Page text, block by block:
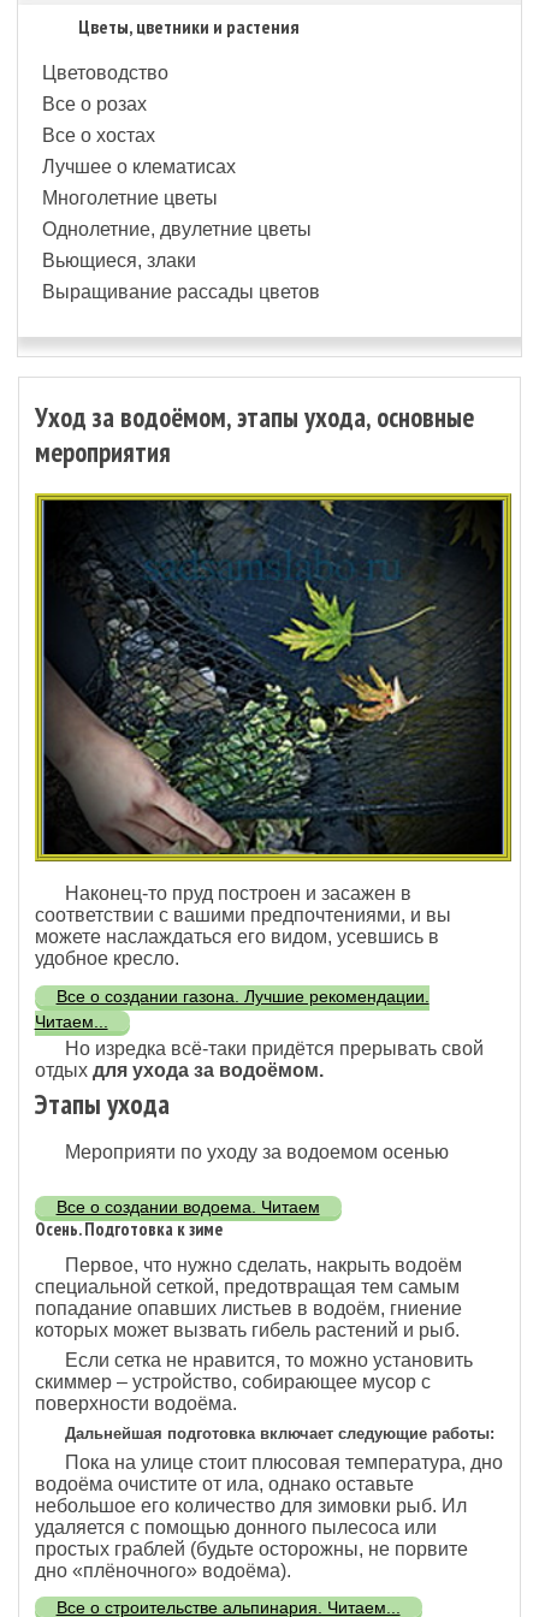
Цветы, цветники и растения
Цветоводство
Все о розах
Все о хостах
Лучшее о клематисах
Многолетние цветы
Однолетние, двулетние цветы
Вьющиеся, злаки
Выращивание рассады цветов
Уход за водоёмом, этапы ухода, основные
мероприятия
Наконец-то пруд построен и засажен в
соответствии с вашими предпочтениями, и вы
можете наслаждаться его видом, усевшись в
удобное кресло.
Все о создании газона. Лучшие рекомендации.
Читаем...
Но изредка всё-таки придётся прерывать свой
отдых для ухода за водоёмом.
Этапы ухода
Мероприяти по уходу за водоемом осенью
Все о создании водоема. Читаем
Осень. Подготовка к зиме
Первое, что нужно сделать, накрыть водоём
специальной сеткой, предотвращая тем самым
попадание опавших листьев в водоём, гниение
которых может вызвать гибель растений и рыб.
Если сетка не нравится, то можно установить
скиммер – устройство, собирающее мусор с
поверхности водоёма.
Дальнейшая подготовка включает следующие работы:
Пока на улице стоит плюсовая температура, дно
водоёма очистите от ила, однако оставьте
небольшое его количество для зимовки рыб. Ил
удаляется с помощью донного пылесоса или
простых граблей (будьте осторожны, не порвите
дно «плёночного» водоёма).
Все о строительстве альпинария. Читаем...